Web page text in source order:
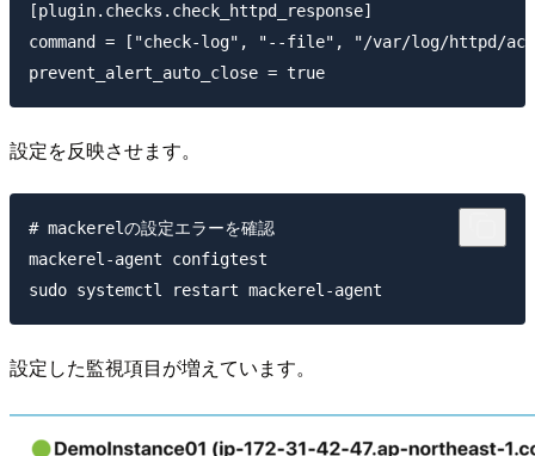
[plugin.checks.check_httpd_response]
command = ["check-log", "--file", "/var/log/httpd/
設定を反映させます。
# mackerelの設定エラーを確認
mackerel-agent configtest
設定した監視項目が増えています。